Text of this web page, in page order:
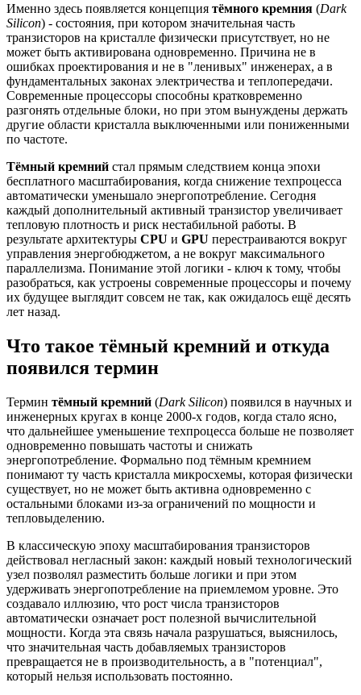
Именно здесь появляется концепция тёмного кремния (Dark
Silicon) - состояния, при котором значительная часть
транзисторов на кристалле физически присутствует, но не
может быть активирована одновременно. Причина не в
ошибках проектирования и не в "ленивых" инженерах, а в
фундаментальных законах электричества и теплопередачи.
Современные процессоры способны кратковременно
разгонять отдельные блоки, но при этом вынуждены держать
другие области кристалла выключенными или пониженными
по частоте.
Тёмный кремний стал прямым следствием конца эпохи
бесплатного масштабирования, когда снижение техпроцесса
автоматически уменьшало энергопотребление. Сегодня
каждый дополнительный активный транзистор увеличивает
тепловую плотность и риск нестабильной работы. В
результате архитектуры CPU и GPU перестраиваются вокруг
управления энергобюджетом, а не вокруг максимального
параллелизма. Понимание этой логики - ключ к тому, чтобы
разобраться, как устроены современные процессоры и почему
их будущее выглядит совсем не так, как ожидалось ещё десять
лет назад.
Что такое тёмный кремний и откуда
появился термин
Термин тёмный кремний (Dark Silicon) появился в научных и
инженерных кругах в конце 2000-х годов, когда стало ясно,
что дальнейшее уменьшение техпроцесса больше не позволяет
одновременно повышать частоты и снижать
энергопотребление. Формально под тёмным кремнием
понимают ту часть кристалла микросхемы, которая физически
существует, но не может быть активна одновременно с
остальными блоками из-за ограничений по мощности и
тепловыделению.
В классическую эпоху масштабирования транзисторов
действовал негласный закон: каждый новый технологический
узел позволял разместить больше логики и при этом
удерживать энергопотребление на приемлемом уровне. Это
создавало иллюзию, что рост числа транзисторов
автоматически означает рост полезной вычислительной
мощности. Когда эта связь начала разрушаться, выяснилось,
что значительная часть добавляемых транзисторов
превращается не в производительность, а в "потенциал",
который нельзя использовать постоянно.